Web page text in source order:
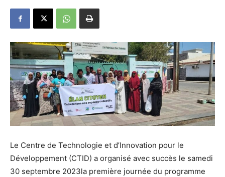
Le Centre de Technologie et d’Innovation pour le
Développement (CTID) a organisé avec succès le samedi
30 septembre 2023la première journée du programme